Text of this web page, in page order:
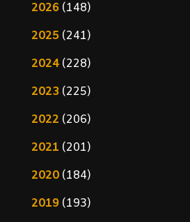
2026(148)
2025(241)
2024(228)
2023(225)
2022 (206)
2021 (201)
2020(184)
2019(193)